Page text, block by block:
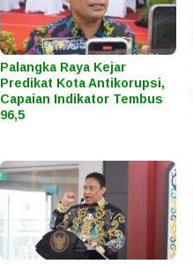
Palangka Raya Kejar
Predikat Kota Antikorupsi,
Capaian Indikator Tembus
96,5